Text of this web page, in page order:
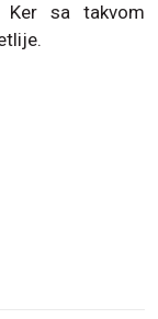
Ker sa takvom